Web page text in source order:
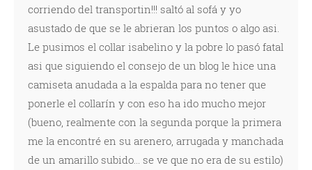
corriendo del transportin!!! saltó al sofá y yo
asustado de que se le abrieran los puntos o algo asi.
Le pusimos el collar isabelino y la pobre lo pasó fatal
asi que siguiendo el consejo de un blog le hice una
camiseta anudada a la espalda para no tener que
ponerle el collarín y con eso ha ido mucho mejor
(bueno, realmente con la segunda porque la primera
me la encontré en su arenero, arrugada y manchada
de un amarillo subido... se ve que no era de su estilo)